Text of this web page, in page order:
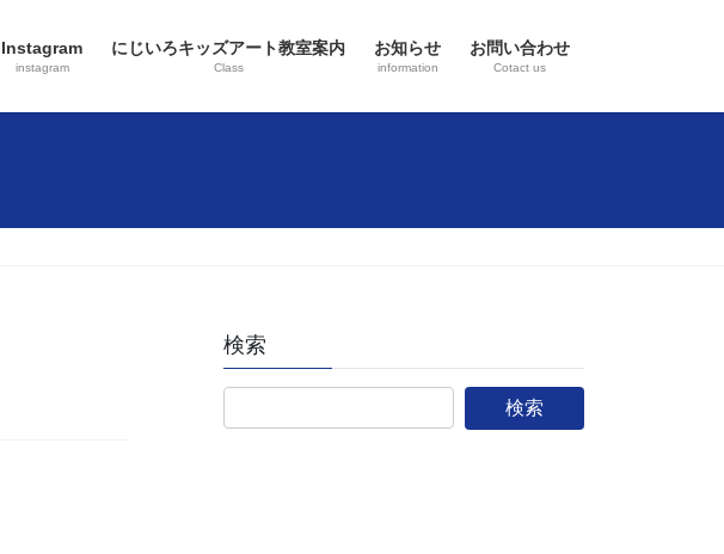
Instagram
instagram
にじいろキッズアート教室案内
Class
お知らせ
information
お問い合わせ
Cotact us
検索